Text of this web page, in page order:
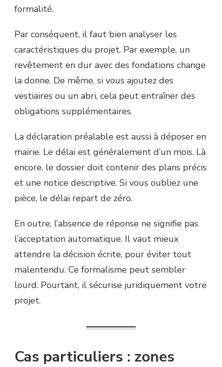
formalité.
Par conséquent, il faut bien analyser les
caractéristiques du projet. Par exemple, un
revêtement en dur avec des fondations change
la donne. De même, si vous ajoutez des
vestiaires ou un abri, cela peut entraîner des
obligations supplémentaires.
La déclaration préalable est aussi à déposer en
mairie. Le délai est généralement d’un mois. Là
encore, le dossier doit contenir des plans précis
et une notice descriptive. Si vous oubliez une
pièce, le délai repart de zéro.
En outre, l’absence de réponse ne signifie pas
l’acceptation automatique. Il vaut mieux
attendre la décision écrite, pour éviter tout
malentendu. Ce formalisme peut sembler
lourd. Pourtant, il sécurise juridiquement votre
projet.
Cas particuliers : zones